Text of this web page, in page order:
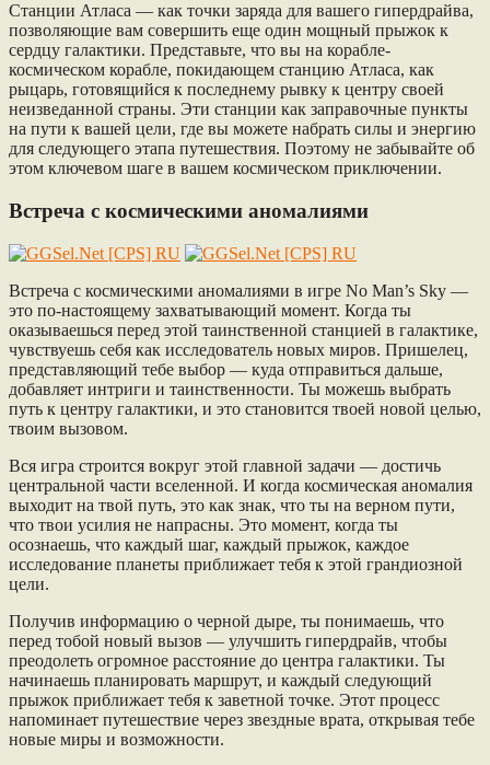
Станции Атласа — как точки заряда для вашего гипердрайва,
позволяющие вам совершить еще один мощный прыжок к
сердцу галактики. Представьте, что вы на корабле-
космическом корабле, покидающем станцию Атласа, как
рыцарь, готовящийся к последнему рывку к центру своей
неизведанной страны. Эти станции как заправочные пункты
на пути к вашей цели, где вы можете набрать силы и энергию
для следующего этапа путешествия. Поэтому не забывайте об
этом ключевом шаге в вашем космическом приключении.
Встреча с космическими аномалиями
Встреча с космическими аномалиями в игре No Man’s Sky —
это по-настоящему захватывающий момент. Когда ты
оказываешься перед этой таинственной станцией в галактике,
чувствуешь себя как исследователь новых миров. Пришелец,
представляющий тебе выбор — куда отправиться дальше,
добавляет интриги и таинственности. Ты можешь выбрать
путь к центру галактики, и это становится твоей новой целью,
твоим вызовом.
Вся игра строится вокруг этой главной задачи — достичь
центральной части вселенной. И когда космическая аномалия
выходит на твой путь, это как знак, что ты на верном пути,
что твои усилия не напрасны. Это момент, когда ты
осознаешь, что каждый шаг, каждый прыжок, каждое
исследование планеты приближает тебя к этой грандиозной
цели.
Получив информацию о черной дыре, ты понимаешь, что
перед тобой новый вызов — улучшить гипердрайв, чтобы
преодолеть огромное расстояние до центра галактики. Ты
начинаешь планировать маршрут, и каждый следующий
прыжок приближает тебя к заветной точке. Этот процесс
напоминает путешествие через звездные врата, открывая тебе
новые миры и возможности.